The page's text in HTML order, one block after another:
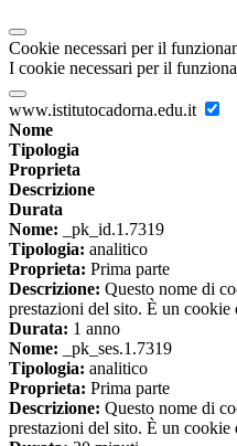
Cookie necessari per il
I cookie necessari per il
www.istitutocadorna.edu.it
Nome
Tipologia
Proprieta
Descrizione
Durata
Nome: _pk_id.1.7319
Tipologia: analitico
Proprieta: Prima parte
Descrizione: Questo nome di
prestazioni del sito. È un
Durata: 1 anno
Nome: _pk_ses.1.7319
Tipologia: analitico
Proprieta: Prima parte
Descrizione: Questo nome di
prestazioni del sito. È un